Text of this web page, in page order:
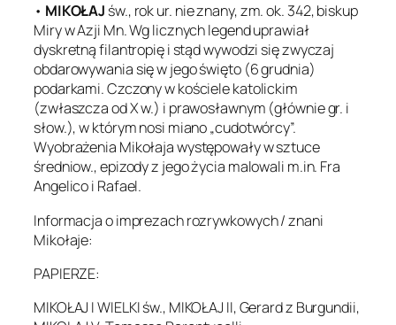
• MIKOŁAJ św., rok ur. nie znany, zm. ok. 342, biskup
Miry w Azji Mn. Wg licznych legend uprawiał
dyskretną filantropię i stąd wywodzi się zwyczaj
obdarowywania się w jego święto (6 grudnia)
podarkami. Czczony w kościele katolickim
(zwłaszcza od X w.) i prawosławnym (głównie gr. i
słow.), w którym nosi miano „cudotwórcy”.
Wyobrażenia Mikołaja występowały w sztuce
średniow., epizody z jego życia malowali m.in. Fra
Angelico i Rafael.
Informacja o imprezach rozrywkowych / znani
Mikołaje:
PAPIERZE:
MIKOŁAJ I WIELKI św., MIKOŁAJ II, Gerard z Burgundii,